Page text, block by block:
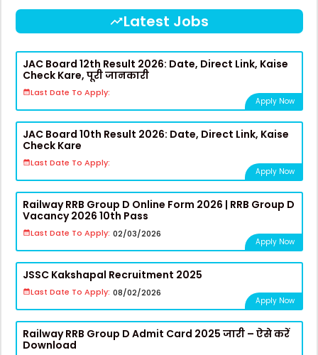
Latest Jobs
JAC Board 12th Result 2026: Date, Direct Link, Kaise
Check Kare, पूरी जानकारी
Last Date To Apply:
Apply Now
JAC Board 10th Result 2026: Date, Direct Link, Kaise
Check Kare
Last Date To Apply:
Apply Now
Railway RRB Group D Online Form 2026 | RRB Group D
Vacancy 2026 10th Pass
Last Date To Apply: 02/03/2026
Apply Now
JSSC Kakshapal Recruitment 2025
Last Date To Apply: 08/02/2026
Apply Now
Railway RRB Group D Admit Card 2025 जारी – ऐसे करें
Download